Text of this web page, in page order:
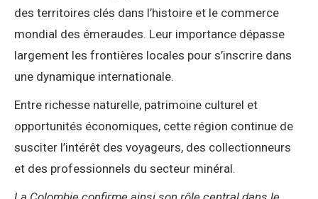
des territoires clés dans l’histoire et le commerce
mondial des émeraudes. Leur importance dépasse
largement les frontières locales pour s’inscrire dans
une dynamique internationale.
Entre richesse naturelle, patrimoine culturel et
opportunités économiques, cette région continue de
susciter l’intérêt des voyageurs, des collectionneurs
et des professionnels du secteur minéral.